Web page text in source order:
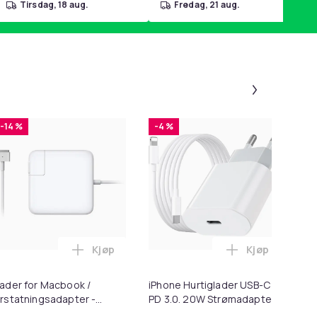
tirsdag, 18 aug. fredag, 21 aug.
for Poter i handlekurven
Converter 1080p - Adapter i handlekurven
-14 %
for Macbook /
-
Legg Lader for Macbook /
Kjøp
-4 %
iPhone Hurtiglader USB-C
PD 3.0. 20W Strømadapter
Legg iPhone
Kjøp